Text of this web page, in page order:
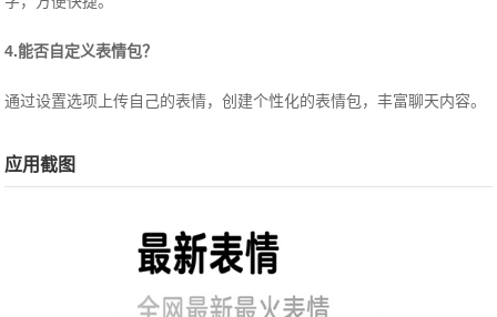
4.能否自定义表情包？
通过设置选项上传自己的表情，创建个性化的表情包，丰富聊天内容。
应用截图